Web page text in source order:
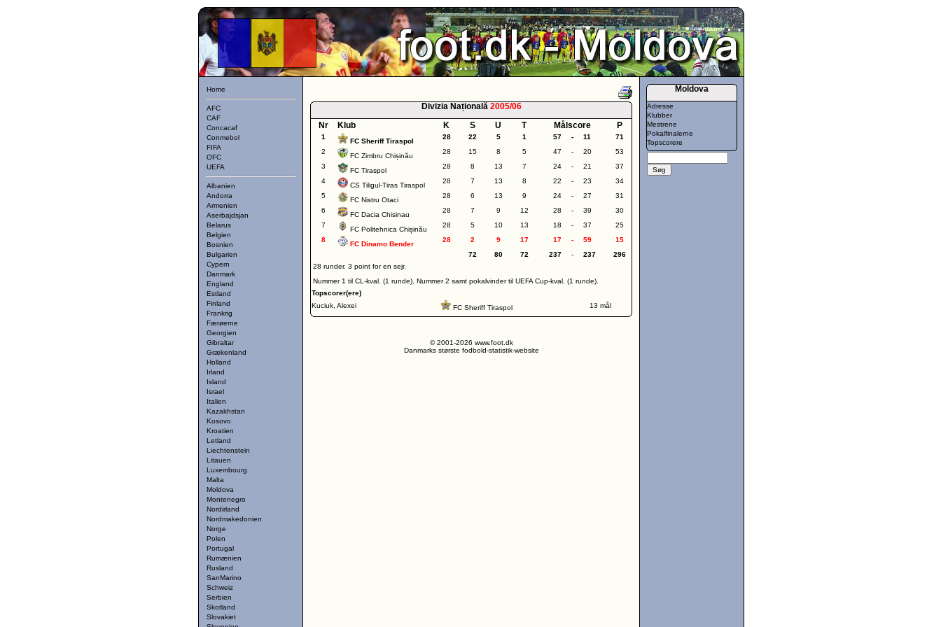
Home
AFC
CAF
Concacaf
Conmebol
FIFA
OFC
UEFA
Albanien
Andorra
Armenien
Aserbajdsjan
Belarus
Belgien
Bosnien
Bulgarien
Cypern
Danmark
England
Estland
Finland
Frankrig
Færøerne
Georgien
Gibraltar
Grækenland
Holland
Irland
Island
Israel
Italien
Kazakhstan
Kosovo
Kroatien
Letland
Liechtenstein
Litauen
Luxembourg
Malta
Moldova
Montenegro
Nordirland
Nordmakedonien
Norge
Polen
Portugal
Rumænien
Rusland
SanMarino
Schweiz
Serbien
Skotland
Slovakiet
Divizia Națională 2005/06
Nr
Klub K S U T Målscore P
1
FC Sheriff Tiraspol
28 22 5 1 57 - 11
71
2
FC Zimbru Chișinău
28 15 8 5 47 - 20
53
3
FC Tiraspol
28 8 13 7 24 - 21
37
4
CS Tiligul-Tiras Tiraspol
28 7 13 8 22 - 23
34
5
FC Nistru Otaci
28 6 13 9 24 - 27
31
6
FC Dacia Chisinau
28 7 9 12 28 - 39
30
7
FC Politehnica Chișinău
28 5 10 13 18 - 37
25
8
FC Dinamo Bender
28 2 9 17 17 - 59
15
72
80 72 237 - 237
296
28 runder. 3 point for en sejr.
Nummer 1 til CL-kval. (1 runde). Nummer 2 samt pokalvinder til UEFA Cup-kval. (1 runde).
Topscorer(ere)
Kuciuk, Alexei
FC Sheriff Tiraspol 13 mål
© 2001-2026 www.foot.dk
Danmarks største fodbold-statistik-website
Moldova
Adresse
Klubber
Mestrene
Pokalfinalerne
Topscorere